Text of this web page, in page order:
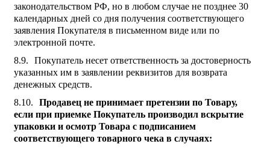
законодательством РФ, но в любом случае не позднее 30
календарных дней со дня получения соответствующего
заявления Покупателя в письменном виде или по
электронной почте.
Покупатель несет ответственность за достоверность
указанных им в заявлении реквизитов для возврата
денежных средств.
Продавец не принимает претензии по Товару,
если при приемке Покупатель производил вскрытие
упаковки и осмотр Товара с подписанием
соответствующего товарного чека в случаях: